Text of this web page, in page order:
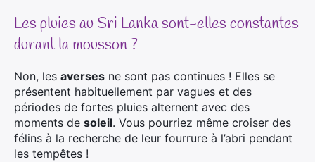
Les pluies au Sri Lanka sont-elles constantes
durant la mousson ?
Non, les averses ne sont pas continues ! Elles se
présentent habituellement par vagues et des
périodes de fortes pluies alternent avec des
moments de soleil. Vous pourriez même croiser des
félins à la recherche de leur fourrure à l’abri pendant
les tempêtes !